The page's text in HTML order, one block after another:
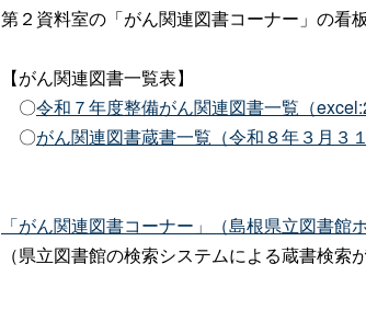
第２資料室の「がん関連図書コーナー」の看
【がん関連図書一覧表】
〇令和７年度整備がん関連図書一覧（
〇がん関連図書蔵書一覧（令和８年３月３
「がん関連図書コーナー」（島根県立図書館
（県立図書館の検索システムによる蔵書検索